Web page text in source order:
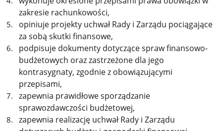
zakresie rachunkowości,
opiniuje projekty uchwał Rady i Zarządu pociągające
za sobą skutki finansowe,
podpisuje dokumenty dotyczące spraw finansowo-
budżetowych oraz zastrzeżone dla jego
kontrasygnaty, zgodnie z obowiązującymi
przepisami,
zapewnia prawidłowe sporządzanie
sprawozdawczości budżetowej,
zapewnia realizację uchwał Rady i Zarządu